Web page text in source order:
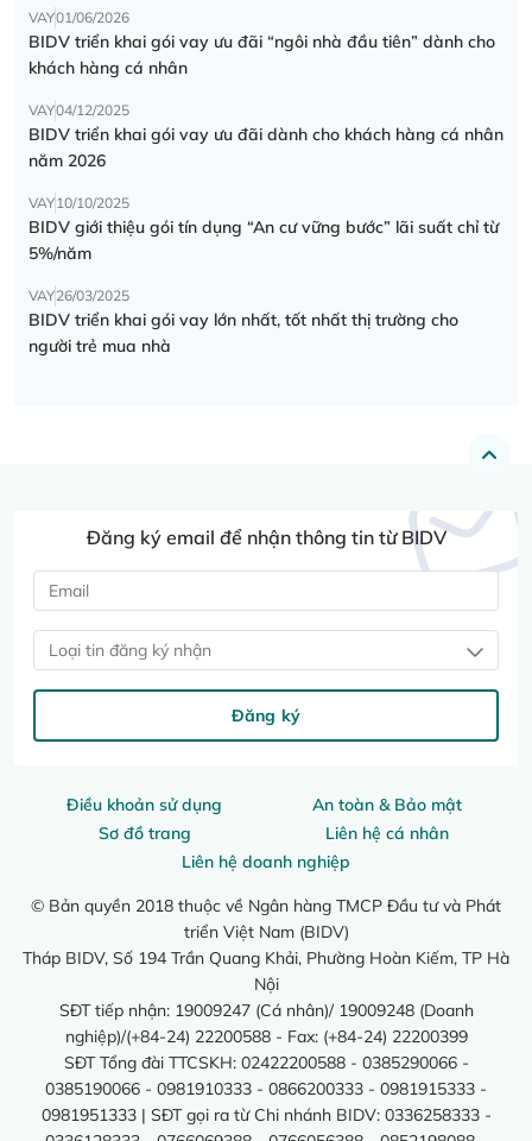
VAY01/06/2026
BIDV triển khai gói vay ưu đãi “ngôi nhà đầu tiên” dành cho
khách hàng cá nhân
VAY04/12/2025
BIDV triển khai gói vay ưu đãi dành cho khách hàng cá nhân
năm 2026
VAY10/10/2025
BIDV giới thiệu gói tín dụng “An cư vững bước” lãi suất chỉ từ
5%/năm
VAY26/03/2025
BIDV triển khai gói vay lớn nhất, tốt nhất thị trường cho
người trẻ mua nhà
Điều khoản sử dụng
An toàn & Bảo mật
Sơ đồ trang
Liên hệ cá nhân
Liên hệ doanh nghiệp
© Bản quyền 2018 thuộc về Ngân hàng TMCP Đầu tư và Phát
triển Việt Nam (BIDV)
Tháp BIDV, Số 194 Trần Quang Khải, Phường Hoàn Kiếm, TP Hà
Nội
SĐT tiếp nhận: 19009247 (Cá nhân)/ 19009248 (Doanh
nghiệp)/(+84-24) 22200588 - Fax: (+84-24) 22200399
SĐT Tổng đài TTCSKH: 02422200588 - 0385290066 -
0385190066 - 0981910333 - 0866200333 - 0981915333 -
0981951333 | SĐT gọi ra từ Chi nhánh BIDV: 0336258333 -
Đăng ký email để nhận thông tin từ BIDV
Loại tin đăng ký nhận
Đăng ký